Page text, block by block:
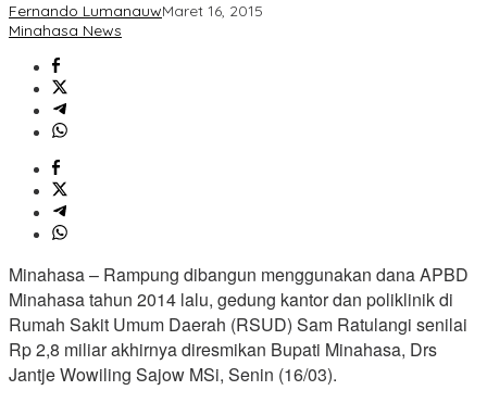
Fernando LumanauwMaret 16, 2015
Minahasa News
Minahasa – Rampung dibangun menggunakan dana APBD
Minahasa tahun 2014 lalu, gedung kantor dan poliklinik di
Rumah Sakit Umum Daerah (RSUD) Sam Ratulangi senilai
Rp 2,8 miliar akhirnya diresmikan Bupati Minahasa, Drs
Jantje Wowiling Sajow MSi, Senin (16/03).